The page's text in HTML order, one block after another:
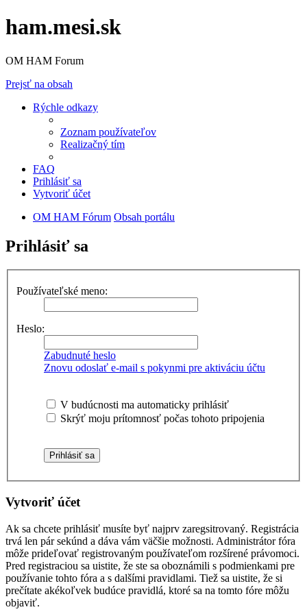
ham.mesi.sk
OM HAM Forum
Prejsť na obsah
Rýchle odkazy
Zoznam používateľov
Realizačný tím
FAQ
Prihlásiť sa
Vytvoriť účet
OM HAM Fórum Obsah portálu
Prihlásiť sa
Používateľské meno:
Heslo:
Zabudnuté heslo
Znovu odoslať e-mail s pokynmi pre aktiváciu účtu
V budúcnosti ma automaticky prihlásiť
Skrýť moju prítomnosť počas tohoto pripojenia
Vytvoriť účet
Ak sa chcete prihlásiť musíte byť najprv zaregsitrovaný. Registrácia
trvá len pár sekúnd a dáva vám väčšie možnosti. Administrátor fóra
môže prideľovať registrovaným používateľom rozšírené právomoci.
Pred registraciou sa uistite, že ste sa oboznámili s podmienkami pre
používanie tohto fóra a s dalšími pravidlami. Tiež sa uistite, že si
prečítate akékoľvek budúce pravidlá, ktoré sa na tomto fóre môžu
objaviť.